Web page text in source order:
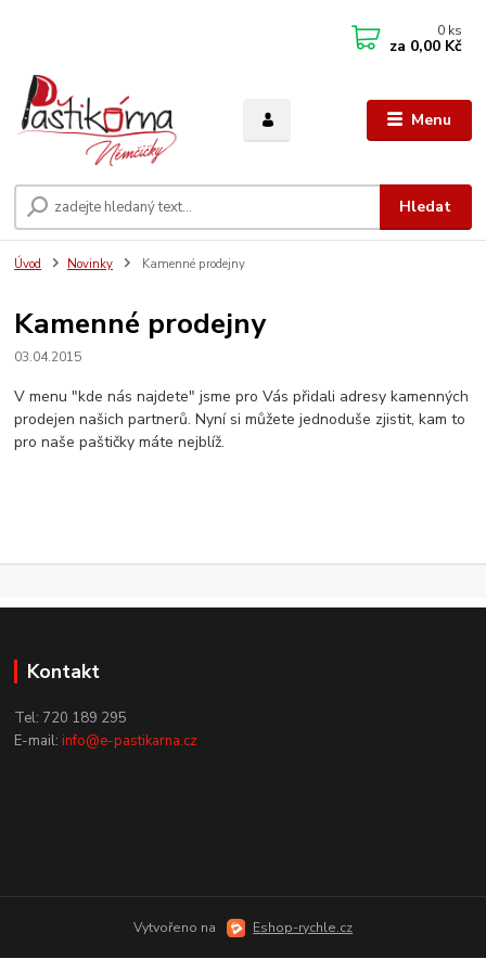
Menu
Hledat
0 ks
za 0,00 Kč
Úvod Novinky Kamenné prodejny
Kamenné prodejny
03.04.2015
V menu "kde nás najdete" jsme pro Vás přidali adresy kamenných
prodejen našich partnerů. Nyní si můžete jednoduše zjistit, kam to
pro naše paštičky máte nejblíž.
Kontakt
Tel: 720 189 295
E-mail:info@e-pastikarna.cz
Vytvořeno na Eshop-rychle.cz